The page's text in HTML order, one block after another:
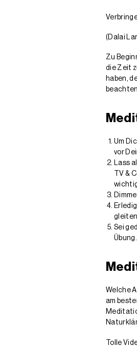
(Dalai
Zu
die Zeit
haben,
Um
vor
Lass
TV &
Sei
Welche
am
Tolle